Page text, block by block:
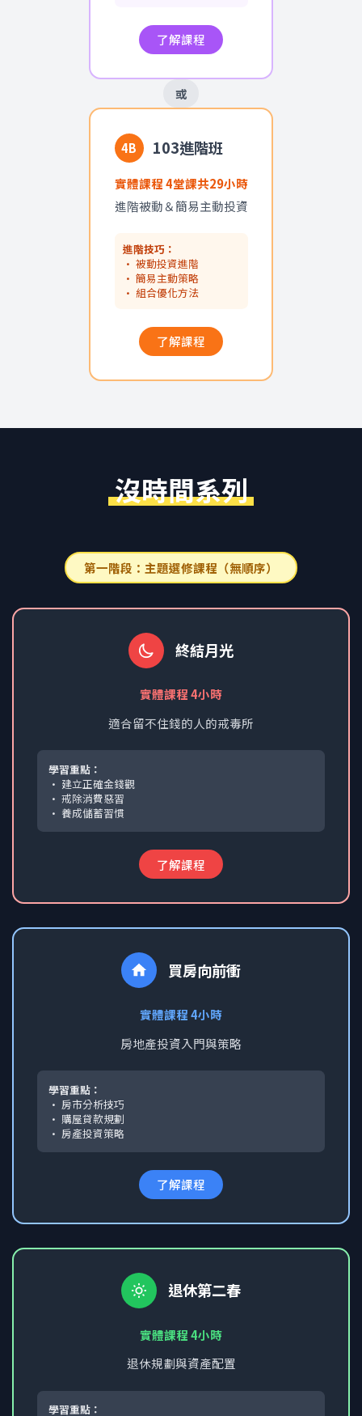
了解課程
或
4B 103進階班
實體課程 4堂課共29小時
進階被動＆簡易主動投資
進階技巧：
• 被動投資進階
• 簡易主動策略
• 組合優化方法
了解課程
沒時間系列
第一階段：主題選修課程（無順序）
終結月光
實體課程 4小時
適合留不住錢的人的戒毒所
學習重點：
• 建立正確金錢觀
• 戒除消費惡習
• 養成儲蓄習慣
了解課程
買房向前衝
實體課程 4小時
房地產投資入門與策略
學習重點：
• 房市分析技巧
• 購屋貸款規劃
• 房產投資策略
了解課程
退休第二春
實體課程 4小時
退休規劃與資產配置
學習重點：